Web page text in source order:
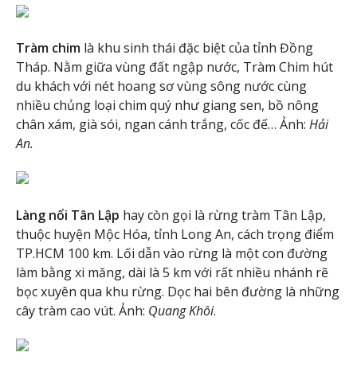
Tràm chim là khu sinh thái đặc biệt của tỉnh Đồng
Tháp. Nằm giữa vùng đất ngập nước, Tràm Chim hút
du khách với nét hoang sơ vùng sông nước cùng
nhiều chủng loại chim quý như giang sen, bồ nông
chân xám, già sói, ngan cánh trắng, cốc đế… Ảnh: Hải
An.
Làng nổi Tân Lập hay còn gọi là rừng tràm Tân Lập,
thuộc huyện Mộc Hóa, tỉnh Long An, cách trọng điểm
TP.HCM 100 km. Lối dẫn vào rừng là một con đường
làm bằng xi măng, dài là 5 km với rất nhiều nhánh rẽ
bọc xuyên qua khu rừng. Dọc hai bên đường là những
cây tràm cao vút. Ảnh: Quang Khôi.